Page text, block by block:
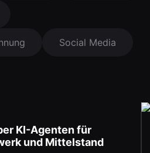
Social Media
KI-Agenten für
und Mittelstand